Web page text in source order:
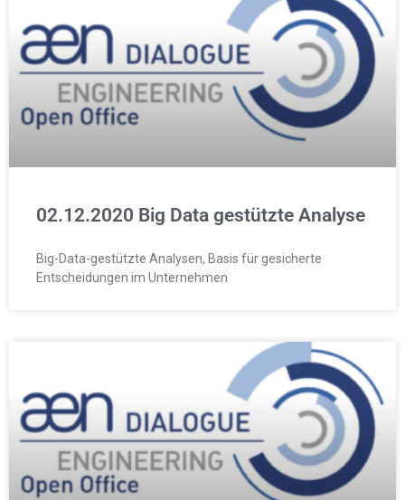
02.12.2020 Big Data gestützte Analyse
Big-Data-gestützte Analysen, Basis für gesicherte
Entscheidungen im Unternehmen